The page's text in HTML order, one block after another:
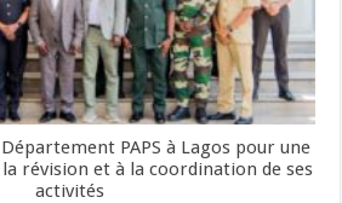
PAPS à Lagos pour une
révision et à la coordination de ses
activités